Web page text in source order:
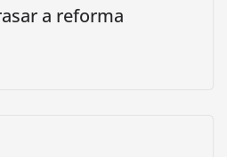
a reforma